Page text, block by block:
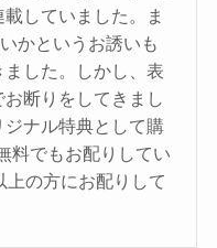
していました。ま
かというお誘いも
した。しかし、表
断りをしてきまし
ナル特典として購
料でもお配りしてい
の方にお配りして